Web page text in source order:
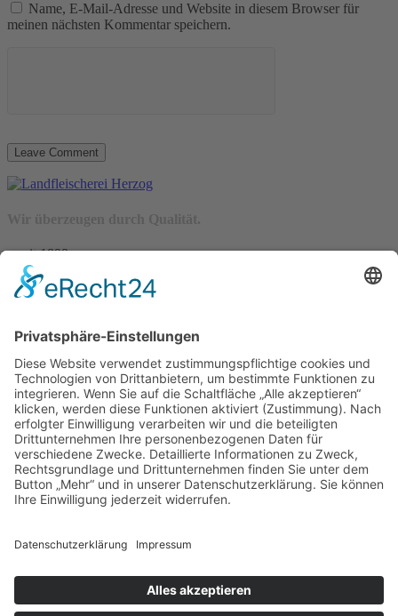
Name, E-Mail-Adresse und Website in diesem Browser für
meinen nächsten Kommentar speichern.
– seit 1898 –
Wir freuen uns auf Sie:
Landfleischerei & Catering Karl Herzog
Leutersdorfer Str. 6
02794 Spitzkunnersdorf
Tel.: 03586 / 38 62 96
Fax: 03586 / 78 93 32
Startseite
Onlineshop
Datenschutzerklärung